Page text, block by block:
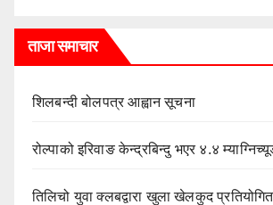
ताजा समाचार
शिलबन्दी बोलपत्र आह्वान सूचना
रोल्पाको इरिवाङ केन्द्रबिन्दु भएर ४.४
तिलिचो युवा क्लबद्वारा खुला खेलकुद